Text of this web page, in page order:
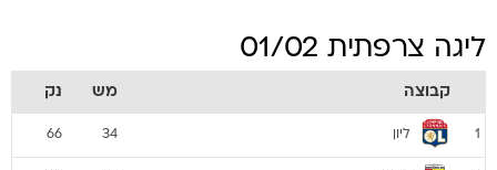
ליגה צרפתית 01/02
קבוצה מש נק
1 ליון 34
66